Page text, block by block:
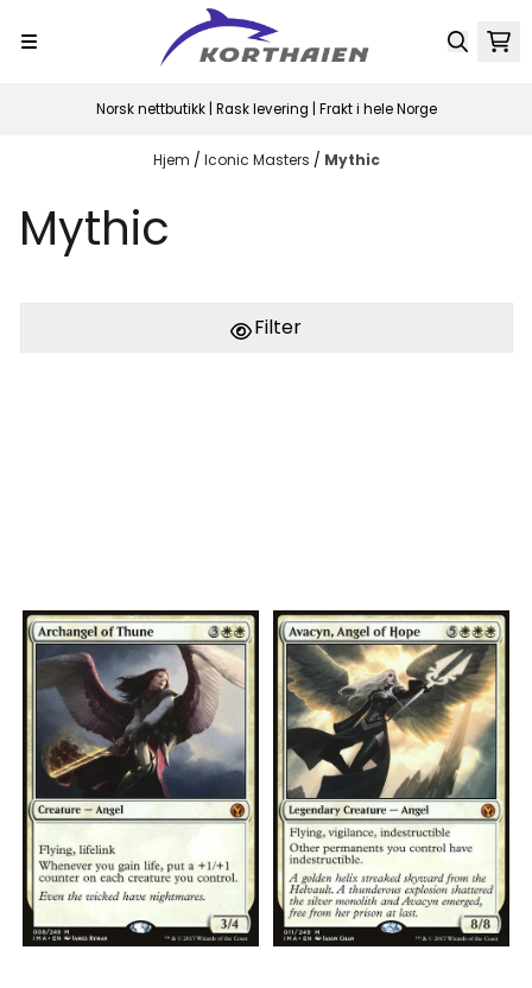
Norsk nettbutikk | Rask levering | Frakt i hele Norge
Hjem / Iconic Masters / Mythic
Mythic
Filter